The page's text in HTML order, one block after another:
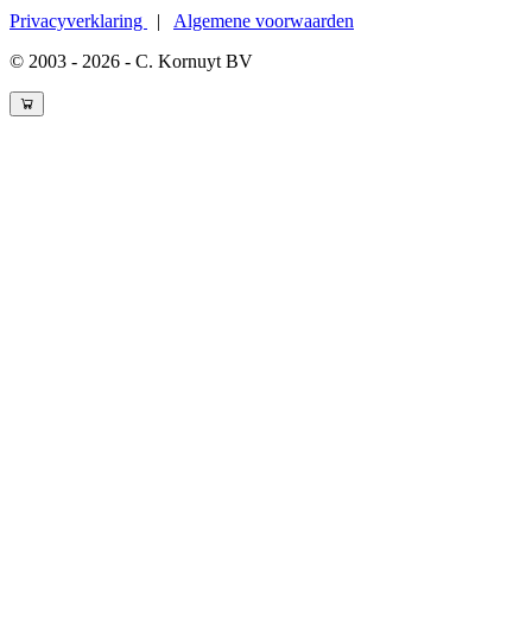
Privacyverklaring | Algemene voorwaarden
© 2003 - 2026 - C. Kornuyt BV